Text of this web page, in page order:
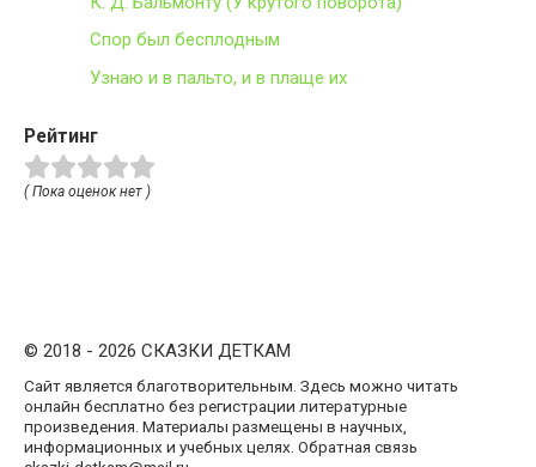
Спор был бесплодным
Узнаю и в пальто, и в плаще их
Рейтинг
( Пока оценок нет )
© 2018 - 2026 СКАЗКИ ДЕТКАМ
Сайт является благотворительным. Здесь можно читать
онлайн бесплатно без регистрации литературные
произведения. Материалы размещены в научных,
информационных и учебных целях. Обратная связь